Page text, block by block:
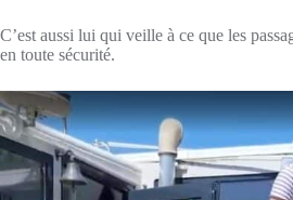
C’est aussi lui qui veille à ce que les
en toute sécurité.